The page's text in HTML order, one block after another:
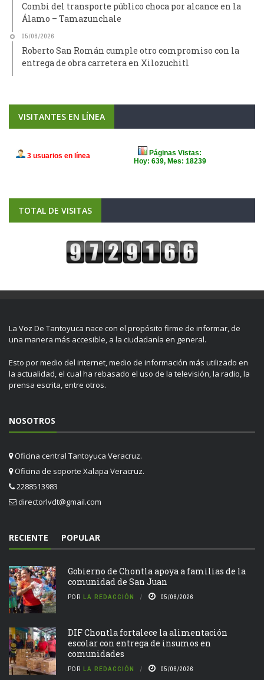
Combi del transporte público choca por alcance en la
Álamo – Tamazunchale
05/08/2026
Roberto San Román cumple otro compromiso con la
entrega de obra carretera en Xilozuchitl
VISITANTES EN LÍNEA
TOTAL DE VISITAS
La Voz De Tantoyuca nace con el propósito firme de informar, de
una manera más accesible, a la ciudadanía en general.
Esto por medio del internet, medio de información más utilizado en
la actualidad, el cual ha rebasado el uso de la televisión, la radio, la
prensa escrita, entre otros.
NOSOTROS
Oficina central Tantoyuca Veracruz.
Oficina de soporte Xalapa Veracruz.
2288513983
directorlvdt@gmail.com
RECIENTE POPULAR
Gobierno de Chontla apoya a familias de la
comunidad de San Juan
POR LA REDACCIÓN 05/08/2026
DIF Chontla fortalece la alimentación
escolar con entrega de insumos en
comunidades
POR LA REDACCIÓN 05/08/2026